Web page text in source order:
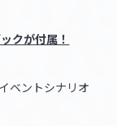
クが付属！
ベントシナリオ